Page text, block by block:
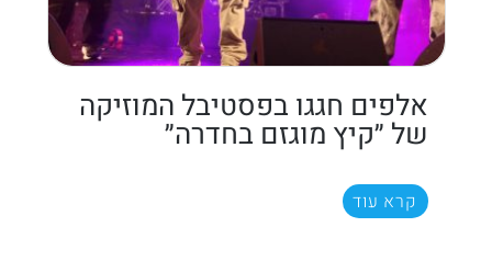
אלפים חגגו בפסטיבל המוזיקה
של ״קיץ מוגזם בחדרה״
קרא עוד